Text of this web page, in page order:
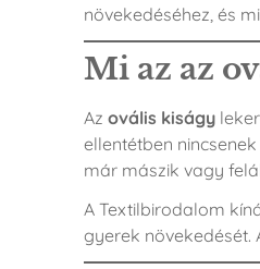
növekedéséhez, és
Mi az az
Azovális kiságy
ellentétben
már mászik vagy
A Textilbirodalom
gyerek